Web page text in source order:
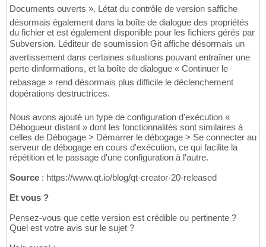
Documents ouverts ». Létat du contrôle de version saffiche
désormais également dans la boîte de dialogue des propriétés
du fichier et est également disponible pour les fichiers gérés par
Subversion. Léditeur de soumission Git affiche désormais un
avertissement dans certaines situations pouvant entraîner une
perte dinformations, et la boîte de dialogue « Continuer le
rebasage » rend désormais plus difficile le déclenchement
dopérations destructrices.
Nous avons ajouté un type de configuration d'exécution «
Débogueur distant » dont les fonctionnalités sont similaires à
celles de Débogage > Démarrer le débogage > Se connecter au
serveur de débogage en cours d'exécution, ce qui facilite la
répétition et le passage d'une configuration à l'autre.
Source : https://www.qt.io/blog/qt-creator-20-released
Et vous ?
Pensez-vous que cette version est crédible ou pertinente ?
Quel est votre avis sur le sujet ?